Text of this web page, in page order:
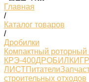
Главная
/
Каталог товаров
/
Дробилки
Компактный роторный
КРЭ-400ДРОБИЛКИ
ЛИСТПитатели
строительных отходов